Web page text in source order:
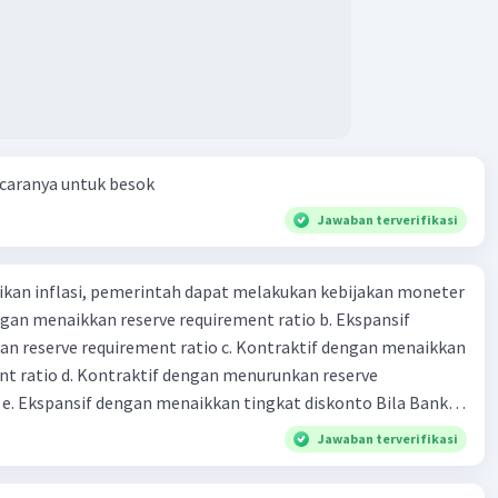
untuk besok
Jawaban terverifikasi
inflasi, pemerintah dapat melakukan kebijakan moneter
menaikkan reserve requirement ratio b. Ekspansif
reserve requirement ratio c. Kontraktif dengan menaikkan
ratio d. Kontraktif dengan menurunkan reserve
dengan menaikkan tingkat diskonto Bila Bank
kebijakan moneter ekspansif, ceteris paribus maka .... a.
di mana bentuk kurva jumlah uang beredar (penawaran
Jawaban terverifikasi